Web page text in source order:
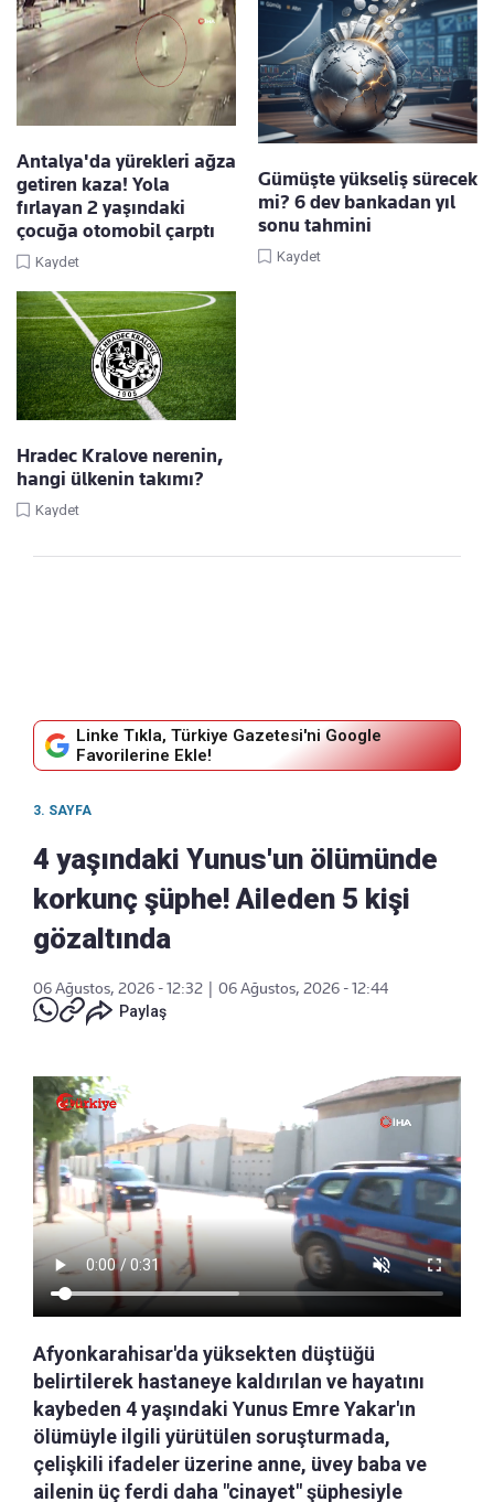
Antalya'da yürekleri ağza
getiren kaza! Yola
fırlayan 2 yaşındaki
çocuğa otomobil çarptı
Kaydet
Gümüşte yükseliş sürecek
mi? 6 dev bankadan yıl
sonu tahmini
Kaydet
Hradec Kralove nerenin,
hangi ülkenin takımı?
Kaydet
Linke Tıkla, Türkiye Gazetesi'ni Google
Favorilerine Ekle!
3. SAYFA
4 yaşındaki Yunus'un ölümünde
korkunç şüphe! Aileden 5 kişi
gözaltında
06 Ağustos, 2026 - 12:32
06 Ağustos, 2026 - 12:44
Paylaş
Afyonkarahisar'da yüksekten düştüğü
belirtilerek hastaneye kaldırılan ve hayatını
kaybeden 4 yaşındaki Yunus Emre Yakar'ın
ölümüyle ilgili yürütülen soruşturmada,
çelişkili ifadeler üzerine anne, üvey baba ve
ailenin üç ferdi daha "cinayet" şüphesiyle